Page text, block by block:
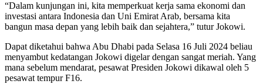
“Dalam kunjungan ini, kita memperkuat kerja sama ekonomi dan
investasi antara Indonesia dan Uni Emirat Arab, bersama kita
bangun masa depan yang lebih baik dan sejahtera,” tutur Jokowi.
Dapat diketahui bahwa Abu Dhabi pada Selasa 16 Juli 2024 beliau
menyambut kedatangan Jokowi digelar dengan sangat meriah. Yang
mana sebelum mendarat, pesawat Presiden Jokowi dikawal oleh 5
pesawat tempur F16.